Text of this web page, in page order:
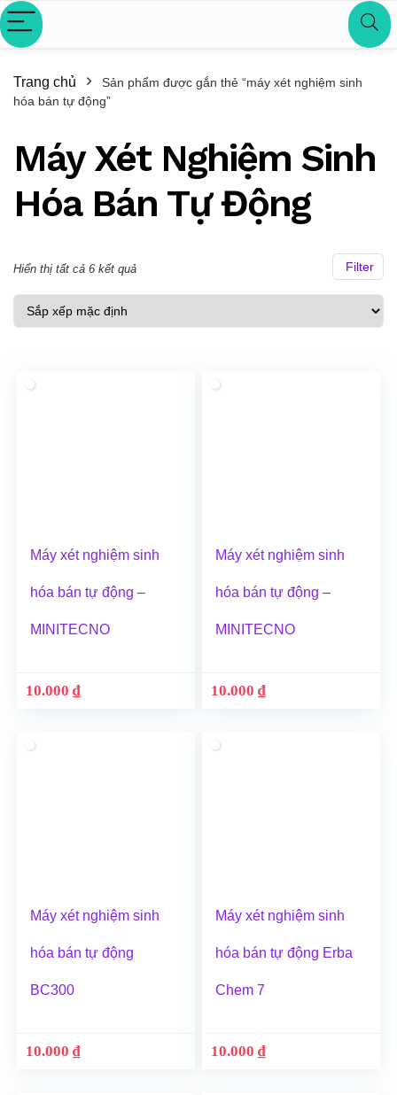
Trang chủ
Sản phẩm được gắn thẻ “máy xét nghiệm sinh
hóa bán tự động”
Máy Xét Nghiệm Sinh
Hóa Bán Tự Động
Filter
Hiển thị tất cả 6 kết quả
Máy xét nghiệm sinh
hóa bán tự động –
MINITECNO
10.000₫
Máy xét nghiệm sinh
hóa bán tự động –
MINITECNO
10.000₫
Máy xét nghiệm sinh
hóa bán tự động
BC300
10.000₫
Máy xét nghiệm sinh
hóa bán tự động Erba
Chem 7
10.000₫